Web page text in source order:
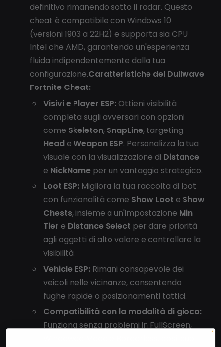
definitivo rimanendo sotto il radar. Questo
cheat è compatibile con Windows 10
(versioni 1903 a 22H2) e supporta sia CPU
Intel che AMD, garantendo un'esperienza
fluida indipendentemente dalla tua
configurazione.Caratteristiche del Dullwave
Fortnite Cheat:
Visivi e Player ESP: Ottieni visibilità
completa sugli avversari con opzioni
come Skeleton, SnapLine, targeting
Heade Weapon ESP. Personalizza la tua
visuale con la visualizzazione di Distance
e NickName per un vantaggio strategico.
Loot ESP: Migliora la tua raccolta di loot
con funzionalità come Show Loot e Show
Chests, insieme a un'impostazione Min
Tier e Distance Select per dare priorità
agli oggetti di alto valore e controllare la
visibilità.
Vehicle ESP: Rimani consapevole dei
veicoli nelle vicinanze, consentendo
fughe rapide o posizionamenti tattici.
Compatibilità con la modalità di gioco:
Funziona senza problemi in FullScreen,